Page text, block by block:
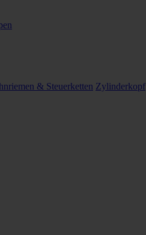
& Steuerketten Zylinderkopf